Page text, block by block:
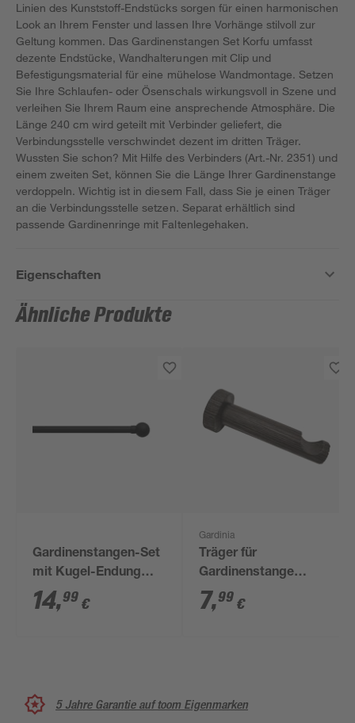
Linien des Kunststoff-Endstücks sorgen für einen harmonischen
Look an Ihrem Fenster und lassen Ihre Vorhänge stilvoll zur
Geltung kommen. Das Gardinenstangen Set Korfu umfasst
dezente Endstücke, Wandhalterungen mit Clip und
Befestigungsmaterial für eine mühelose Wandmontage. Setzen
Sie Ihre Schlaufen- oder Ösenschals wirkungsvoll in Szene und
verleihen Sie Ihrem Raum eine ansprechende Atmosphäre. Die
Länge 240 cm wird geteilt mit Verbinder geliefert, die
Verbindungsstelle verschwindet dezent im dritten Träger.
Wussten Sie schon? Mit Hilfe des Verbinders (Art.-Nr. 2351) und
einem zweiten Set, können Sie die Länge Ihrer Gardinenstange
verdoppeln. Wichtig ist in diesem Fall, dass Sie je einen Träger
an die Verbindungsstelle setzen. Separat erhältlich sind
passende Gardinenringe mit Faltenlegehaken.
Eigenschaften
Ähnliche Produkte
Gardinenstangen-Set
mit Kugel-Endung
schwarz 125-240 cm
14,99 €
Gardinia
Träger für
Gardinenstange
'Country' offen braun
7,99 €
5 Jahre Garantie auf toom Eigenmarken